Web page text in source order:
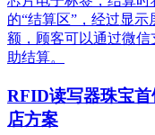
的“结算区”，经过显
额，顾客可以通过微
助结算。
RFID读写器珠宝
店方案